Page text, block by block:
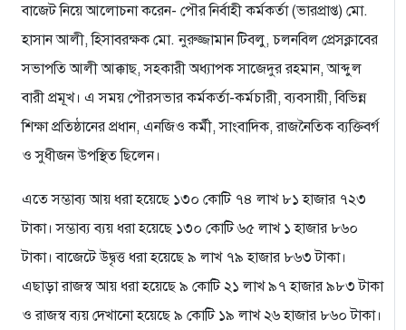
বাজেট নিয়ে আলোচনা করেন- পৌর নির্বাহী কর্মকর্তা (ভারপ্রাপ্ত) মো.
হাসান আলী, হিসাবরক্ষক মো. নুরুজ্জামান টিবলু, চলনবিল প্রেসক্লাবের
সভাপতি আলী আক্কাছ, সহকারী অধ্যাপক সাজেদুর রহমান, আব্দুল
বারী প্রমূখ। এ সময় পৌরসভার কর্মকর্তা-কর্মচারী, ব্যবসায়ী, বিভিন্ন
শিক্ষা প্রতিষ্ঠানের প্রধান, এনজিও কর্মী, সাংবাদিক, রাজনৈতিক ব্যক্তিবর্গ
ও সুধীজন উপস্থিত ছিলেন।
এতে সম্ভাব্য আয় ধরা হয়েছে ১৩০ কোটি ৭৪ লাখ ৮১ হাজার ৭২৩
টাকা। সম্ভাব্য ব্যয় ধরা হয়েছে ১৩০ কোটি ৬৫ লাখ ১ হাজার ৮৬০
টাকা। বাজেটে উদ্বৃত্ত ধরা হয়েছে ৯ লাখ ৭৯ হাজার ৮৬৩ টাকা।
এছাড়া রাজস্ব আয় ধরা হয়েছে ৯ কোটি ২১ লাখ ৯৭ হাজার ৯৮৩ টাকা
ও রাজস্ব ব্যয় দেখানো হয়েছে ৯ কোটি ১৯ লাখ ২৬ হাজার ৮৬০ টাকা।